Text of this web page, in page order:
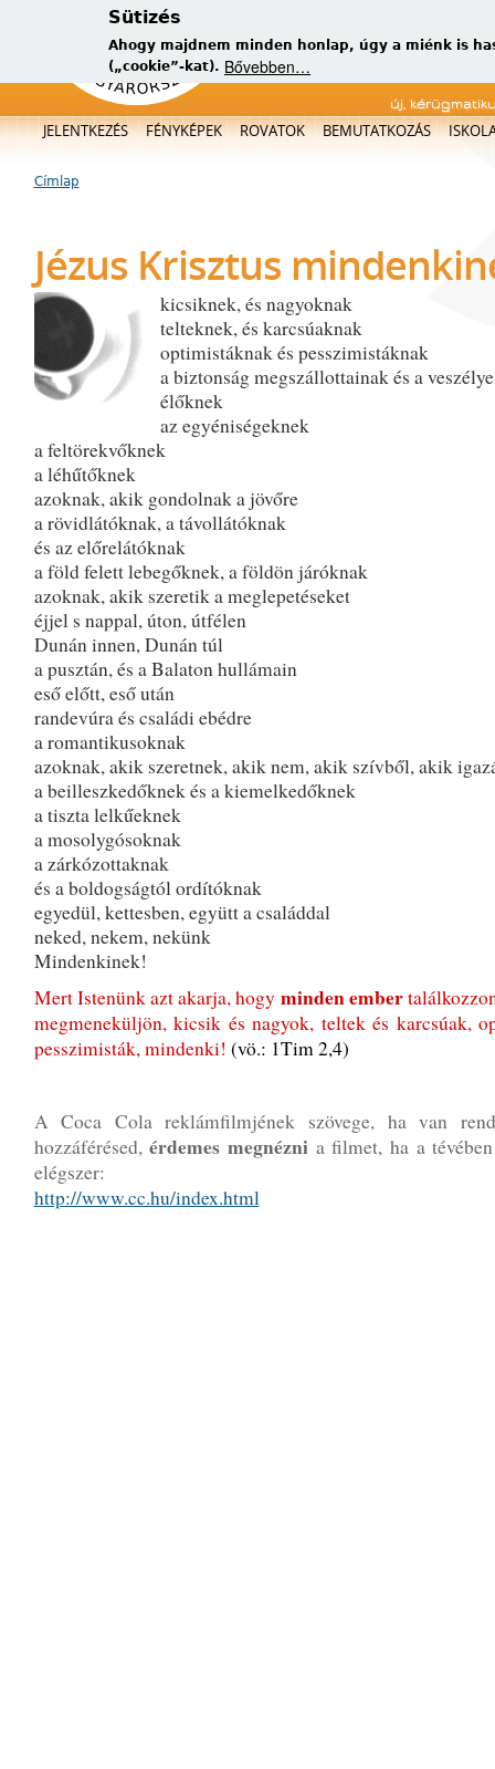
Sütizés
Ahogy majdnem minden honlap, úgy a miénk is
(„cookie”-kat). Bővebben…
új,
Főmenü
JELENTKEZÉS FÉNYKÉPEK ROVATOK BEMUTATKOZÁS
Jelenlegi hely
Címlap
Jézus Krisztus
kicsiknek, és nagyoknak
telteknek, és karcsúaknak
optimistáknak és pesszimistáknak
a biztonság megszállottainak és a
élőknek
az egyéniségeknek
a feltörekvőknek
a léhűtőknek
azoknak, akik gondolnak a jövőre
a rövidlátóknak, a távollátóknak
és az előrelátóknak
a föld felett lebegőknek, a földön járóknak
azoknak, akik szeretik a meglepetéseket
éjjel s nappal, úton, útfélen
Dunán innen, Dunán túl
a pusztán, és a Balaton hullámain
eső előtt, eső után
randevúra és családi ebédre
a romantikusoknak
azoknak, akik szeretnek, akik nem, akik szívből, akik
a beilleszkedőknek és a kiemelkedőknek
a tiszta lelkűeknek
a mosolygósoknak
a zárkózottaknak
és a boldogságtól ordítóknak
egyedül, kettesben, együtt a családdal
neked, nekem, nekünk
Mindenkinek!
Mert Istenünk azt akarja, hogy minden ember
megmeneküljön, kicsik és nagyok, teltek és karcsúak,
pesszimisták, mindenki! (vö.: 1Tim 2,4)
A Coca Cola reklámfilmjének szövege, ha van
hozzáférésed,érdemes megnézni a filmet, ha a
elégszer:
http://www.cc.hu/index.html